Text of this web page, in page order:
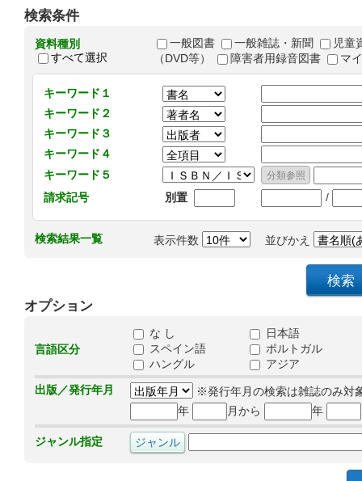
検索条件
資料種別
すべて選択
一般図書 一般雑誌・新聞
児童
（DVD等）
障害者用録音図書 マ
キーワード１
キーワード２
キーワード３
キーワード４
キーワード５
請求記号
別置 /
検索結果一覧 表示件数 並びかえ
オプション
言語区分
な し
日本語
スペイン語
ポルトガル
ハングル
アジア
出版／発行年月
※発行年月の検索は雑誌のみ対
年
月から 年
ジャンル指定